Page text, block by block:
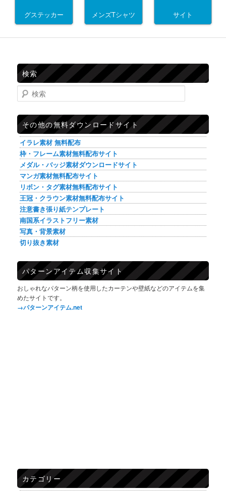
グステッカー メンズTシャツ サイト
検索
検索
その他の無料ダウンロードサイト
イラレ素材 無料配布
枠・フレーム素材無料配布サイト
メダル・バッジ素材ダウンロードサイト
マンガ素材無料配布サイト
リボン・タグ素材無料配布サイト
王冠・クラウン素材無料配布サイト
注意書き張り紙テンプレート
南国系イラストフリー素材
写真・背景素材
切り抜き素材
パターンアイテム収集サイト
おしゃれなパターン柄を使用したカーテンや壁紙などのアイテムを集
めたサイトです。
→パターンアイテム.net
カテゴリー